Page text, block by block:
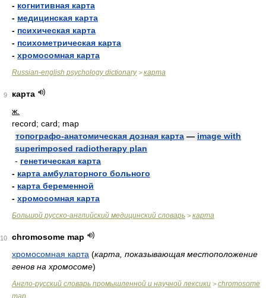
- когнитивная карта
- медицинская карта
- психическая карта
- психометрическая карта
- хромосомная карта
Russian-english psychology dictionary> карта
9
карта
ж.
record; card; map
топографо-анатомическая дозная карта — image with
superimposed radiotherapy plan
- генетическая карта
- карта амбулаторного больного
- карта беременной
- хромосомная карта
Большой русско-английский медицинский словарь > карта
10
chromosome map
хромосомная карта (карта, показывающая местоположение
генов на хромосоме)
Англо-русский словарь промышленной и научной лексики > chromosome
map